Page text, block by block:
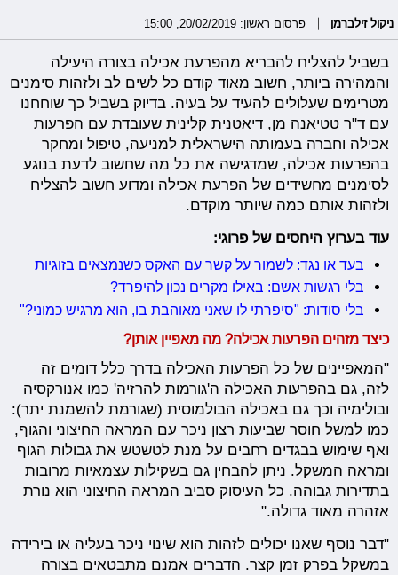
ניקול זילברמן פרסום ראשון: 20/02/2019, 15:00
בשביל להצליח להבריא מהפרעת אכילה בצורה היעילה
והמהירה ביותר, חשוב מאוד קודם כל לשים לב ולזהות סימנים
מטרימים שעלולים להעיד על בעיה. בדיוק בשביל כך שוחחנו
עם ד"ר טטיאנה מן, דיאטנית קלינית שעובדת עם הפרעות
אכילה וחברה בעמותה הישראלית למניעה, טיפול ומחקר
בהפרעות אכילה, שמדגישה את כל מה שחשוב לדעת בנוגע
לסימנים מחשידים של הפרעת אכילה ומדוע חשוב להצליח
ולזהות אותם כמה שיותר מוקדם.
עוד בערוץ היחסים של פרוגי:
בעד או נגד: לשמור על קשר עם האקס כשנמצאים בזוגיות
בלי רגשות אשם: באילו מקרים נכון להיפרד?
בלי סודות: "סיפרתי לו שאני מאוהבת בו, הוא מרגיש כמוני?"
כיצד מזהים הפרעות אכילה? מה מאפיין אותן?
"המאפיינים של כל הפרעות האכילה בדרך כלל דומים זה
לזה, גם בהפרעות האכילה ה'גורמות להרזיה' כמו אנורקסיה
ובולימיה וכך גם באכילה הבולמוסית (שגורמת להשמנת יתר):
כמו למשל חוסר שביעות רצון ניכר עם המראה החיצוני והגוף,
ואף שימוש בבגדים רחבים על מנת לטשטש את גבולות הגוף
ומראה המשקל. ניתן להבחין גם בשקילות עצמאיות מרובות
בתדירות גבוהה. כל העיסוק סביב המראה החיצוני הוא נורת
אזהרה מאוד גדולה."
"דבר נוסף שאנו יכולים לזהות הוא שינוי ניכר בעליה או בירידה
במשקל בפרק זמן קצר. הדברים אמנם מתבטאים בצורה